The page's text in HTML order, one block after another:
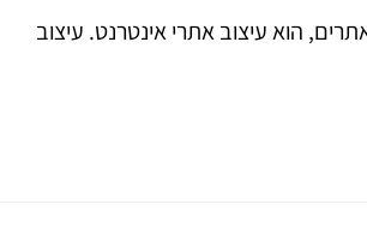
הוא עיצוב אתרי אינטרנט. עיצוב